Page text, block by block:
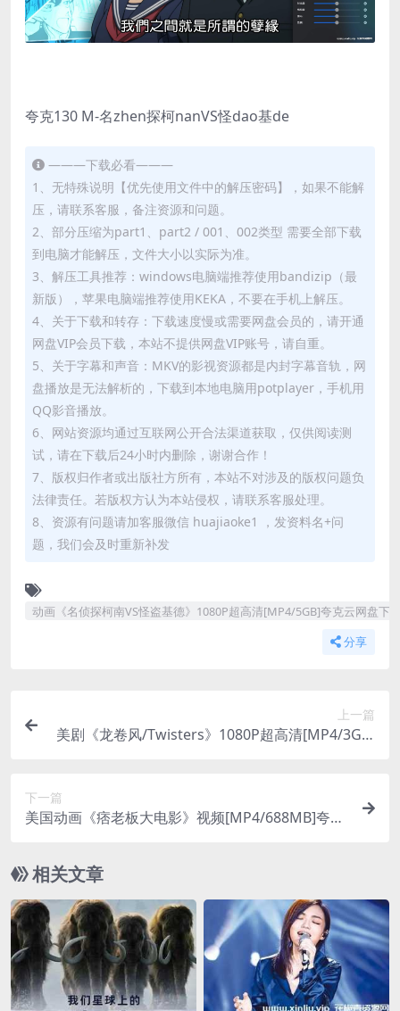
夸克130 M-名zhen探柯nanVS怪dao基de
———下载必看———
1、无特殊说明【优先使用文件中的解压密码】，如果不能解
压，请联系客服，备注资源和问题。
2、部分压缩为part1、part2 / 001、002类型 需要全部下载
到电脑才能解压，文件大小以实际为准。
3、解压工具推荐：windows电脑端推荐使用bandizip（最
新版），苹果电脑端推荐使用KEKA，不要在手机上解压。
4、关于下载和转存：下载速度慢或需要网盘会员的，请开通
网盘VIP会员下载，本站不提供网盘VIP账号，请自重。
5、关于字幕和声音：MKV的影视资源都是内封字幕音轨，网
盘播放是无法解析的，下载到本地电脑用potplayer，手机用
QQ影音播放。
6、网站资源均通过互联网公开合法渠道获取，仅供阅读测
试，请在下载后24小时内删除，谢谢合作！
7、版权归作者或出版社方所有，本站不对涉及的版权问题负
法律责任。若版权方认为本站侵权，请联系客服处理。
8、资源有问题请加客服微信 huajiaoke1 ，发资料名+问
题，我们会及时重新补发
动画《名侦探柯南VS怪盗基德》1080P超高清[MP4/5GB]夸克云网盘下
分享
上一篇
美剧《龙卷风/Twisters》1080P超高清[MP4/3GB]
下一篇
美国动画《痞老板大电影》视频[MP4/688MB]夸克
相关文章